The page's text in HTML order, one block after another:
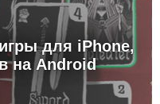
для iPhone,
на Android